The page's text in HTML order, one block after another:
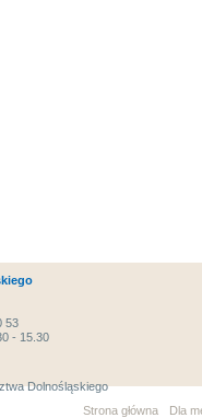
53
- 15.30
Dolnośląskiego
Strona główna
Dla